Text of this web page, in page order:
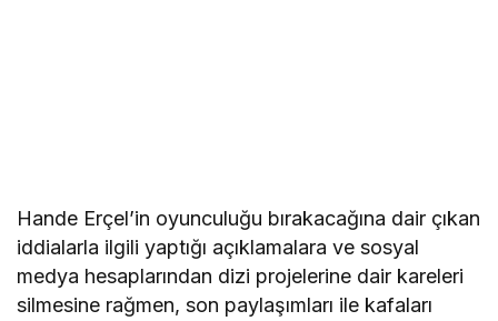
Hande Erçel’in oyunculuğu bırakacağına dair çıkan
iddialarla ilgili yaptığı açıklamalara ve sosyal
medya hesaplarından dizi projelerine dair kareleri
silmesine rağmen, son paylaşımları ile kafaları